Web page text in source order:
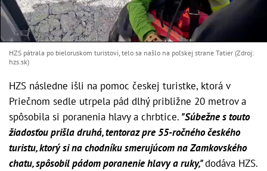
HZS pátrala po bieloruskom turistovi, telo sa našlo na poľskej strane Tatier (Zdroj:
hzs.sk)
HZS následne išli na pomoc českej turistke, ktorá v
Priečnom sedle utrpela pád dlhý približne 20 metrov a
spôsobila si poranenia hlavy a chrbtice. "Súbežne s touto
žiadosťou prišla druhá, tentoraz pre 55-ročného českého
turistu, ktorý si na chodníku smerujúcom na Zamkovského
chatu, spôsobil pádom poranenie hlavy a ruky,"dodáva HZS.